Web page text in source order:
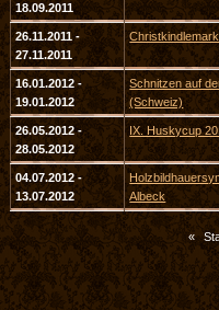
18.09.2011
26.11.2011 -
27.11.2011
16.01.2012 -
19.01.2012
Schnitzen auf
(Schweiz)
26.05.2012 -
28.05.2012
IX. Huskycup
04.07.2012 -
13.07.2012
Albeck
«